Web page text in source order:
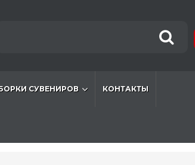
СУВЕНИРОВ КОНТАКТЫ